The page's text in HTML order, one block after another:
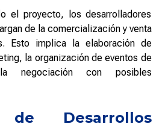
el proyecto, los desarrolladores
de la comercialización y venta
Esto implica la elaboración de
la organización de eventos de
negociación con posibles
de Desarrollos